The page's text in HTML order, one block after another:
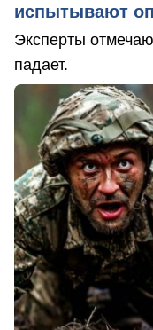
испытывают
Эксперты
падает.